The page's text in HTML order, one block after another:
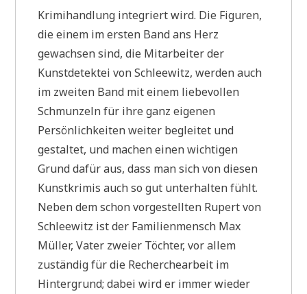
Krimihandlung integriert wird. Die Figuren,
die einem im ersten Band ans Herz
gewachsen sind, die Mitarbeiter der
Kunstdetektei von Schleewitz, werden auch
im zweiten Band mit einem liebevollen
Schmunzeln für ihre ganz eigenen
Persönlichkeiten weiter begleitet und
gestaltet, und machen einen wichtigen
Grund dafür aus, dass man sich von diesen
Kunstkrimis auch so gut unterhalten fühlt.
Neben dem schon vorgestellten Rupert von
Schleewitz ist der Familienmensch Max
Müller, Vater zweier Töchter, vor allem
zuständig für die Recherchearbeit im
Hintergrund; dabei wird er immer wieder